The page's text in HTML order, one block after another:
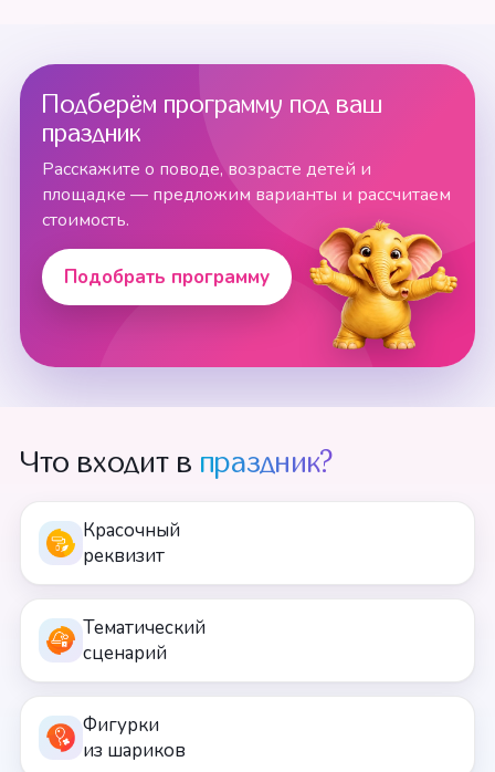
Подберём программу под ваш
праздник
Расскажите о поводе, возрасте детей и
площадке — предложим варианты и рассчитаем
стоимость.
Подобрать программу
Что входит в праздник?
Красочный
реквизит
Тематический
сценарий
Фигурки
из шариков